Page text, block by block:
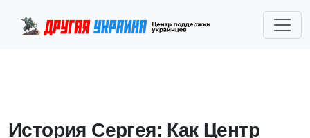
История Сергея: Как Центр